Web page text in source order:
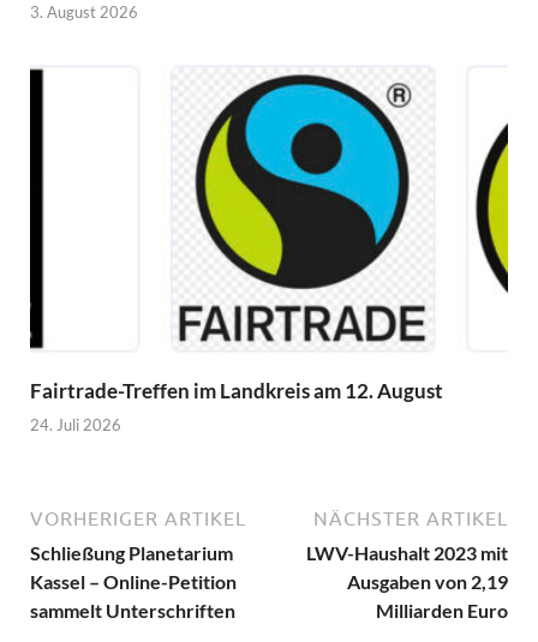
3. August 2026
Fairtrade-Treffen im Landkreis am 12. August
24. Juli 2026
VORHERIGER ARTIKEL
Schließung Planetarium
Kassel – Online-Petition
sammelt Unterschriften
NÄCHSTER ARTIKEL
LWV-Haushalt 2023 mit
Ausgaben von 2,19
Milliarden Euro